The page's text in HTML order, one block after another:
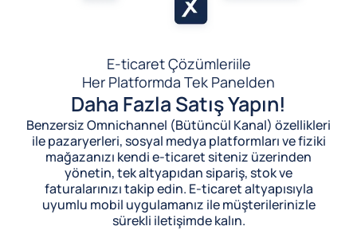
E-ticaret Çözümleriile
Her Platformda Tek Panelden
Daha Fazla Satış Yapın!
Benzersiz Omnichannel (Bütüncül Kanal) özellikleri
ile pazaryerleri, sosyal medya platformları ve fiziki
mağazanızı kendi e-ticaret siteniz üzerinden
yönetin, tek altyapıdan sipariş, stok ve
faturalarınızı takip edin. E-ticaret altyapısıyla
uyumlu mobil uygulamanız ile müşterilerinizle
sürekli iletişimde kalın.